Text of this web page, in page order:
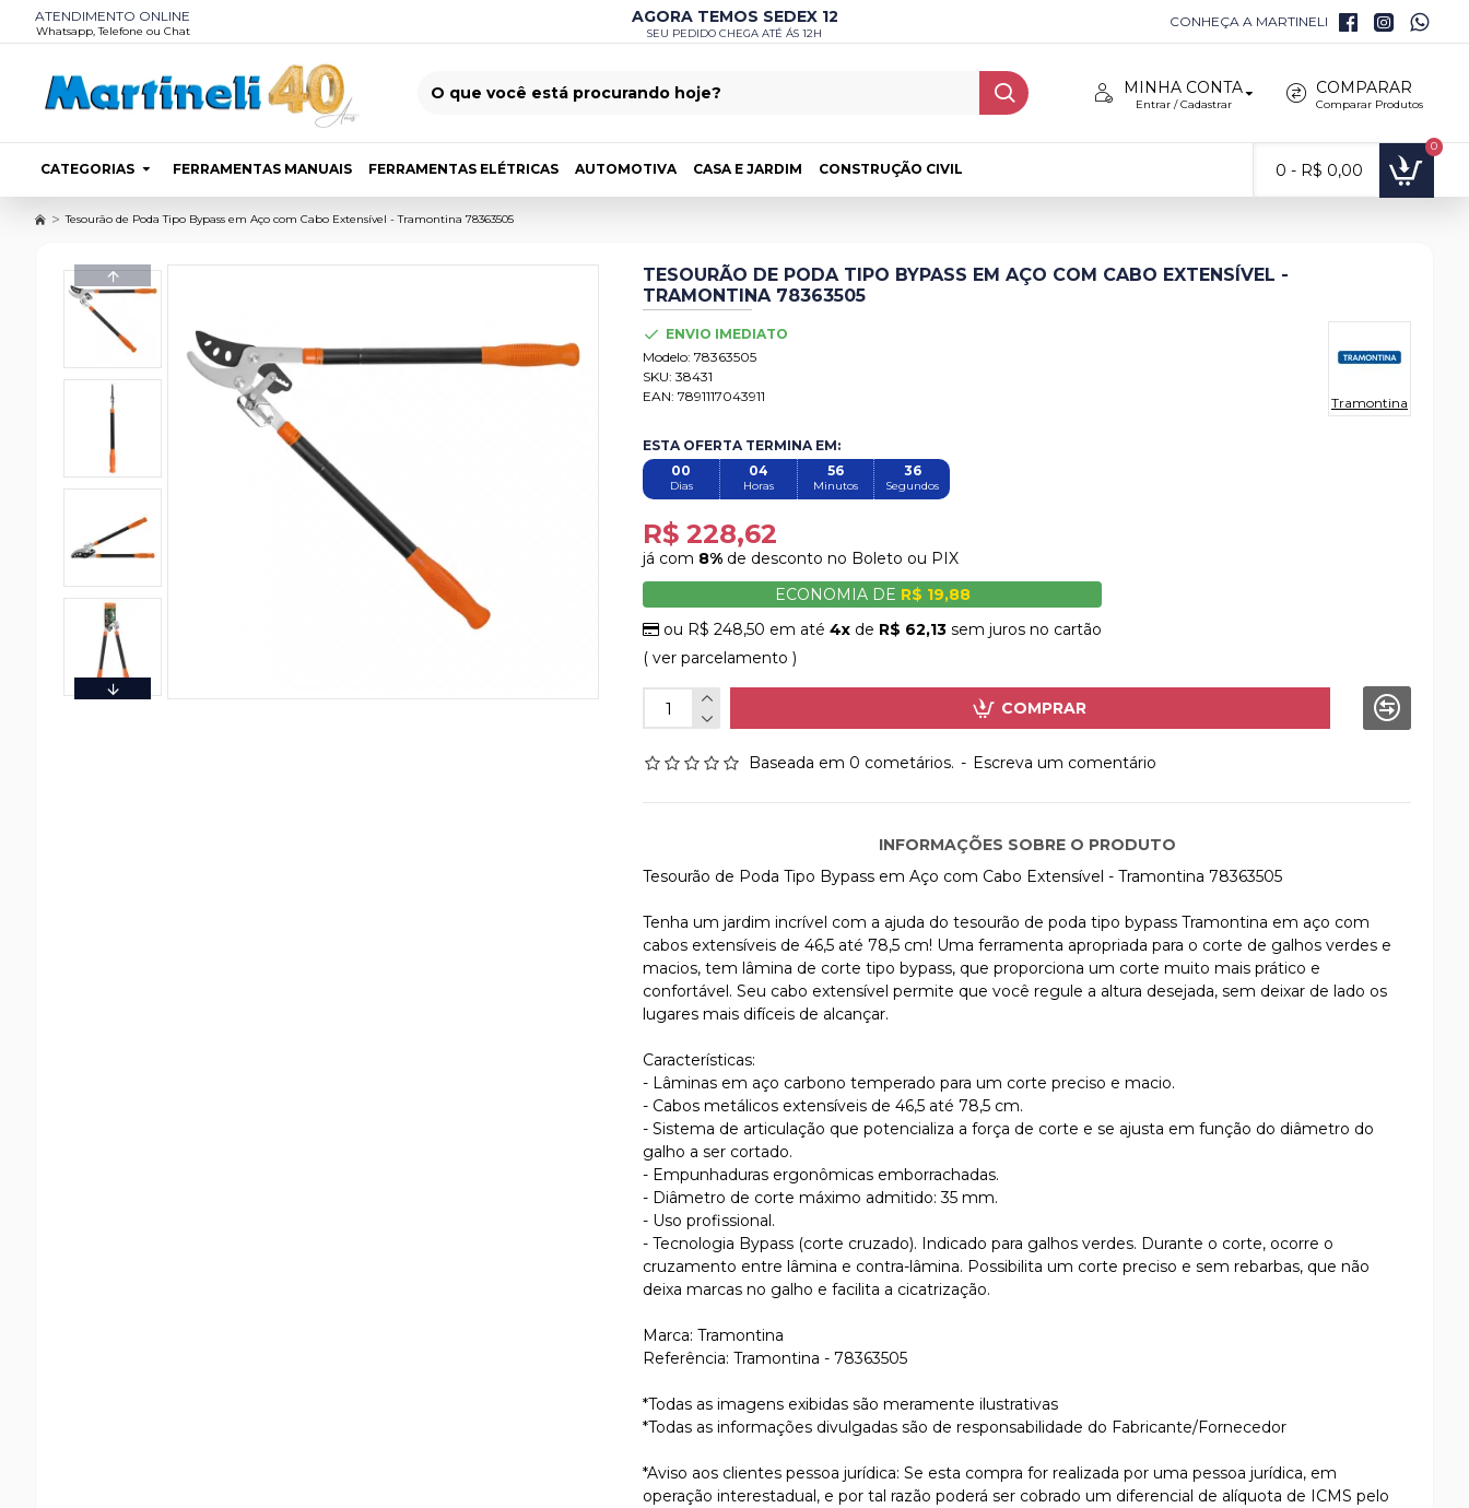
ATENDIMENTO ONLINE
Whatsapp, Telefone ou Chat
AGORA TEMOS SEDEX 12
SEU PEDIDO CHEGA ATÉ ÁS 12H
CONHEÇA A MARTINELI
MINHA CONTA
Entrar / Cadastrar
COMPARAR
Comparar Produtos
CATEGORIAS FERRAMENTAS MANUAIS FERRAMENTAS ELÉTRICAS AUTOMOTIVA CASA E JARDIM CONSTRUÇÃO CIVIL 0 - R$ 0,00
0
Tesourão de Poda Tipo Bypass em Aço com Cabo Extensível - Tramontina 78363505
TESOURÃO DE PODA TIPO BYPASS EM AÇO COM CABO EXTENSÍVEL -
TRAMONTINA 78363505
ENVIO IMEDIATO
Modelo: 78363505
SKU: 38431
EAN: 7891117043911 Tramontina
Baseada em 0 cometários. - Escreva um comentário
ESTA OFERTA TERMINA EM:
00
Dias
04
Horas
56
Minutos
35
Segundos
R$ 228,62
já com 8% de desconto no Boleto ou PIX
ECONOMIA DE R$ 19,88
ou R$ 248,50 em até4x de R$ 62,13 sem juros no cartão
( ver parcelamento )
COMPRAR
INFORMAÇÕES SOBRE O PRODUTO
Tesourão de Poda Tipo Bypass em Aço com Cabo Extensível - Tramontina 78363505
Tenha um jardim incrível com a ajuda do tesourão de poda tipo bypass Tramontina em aço com
cabos extensíveis de 46,5 até 78,5 cm! Uma ferramenta apropriada para o corte de galhos verdes e
macios, tem lâmina de corte tipo bypass, que proporciona um corte muito mais prático e
confortável. Seu cabo extensível permite que você regule a altura desejada, sem deixar de lado os
lugares mais difíceis de alcançar.
Características:
- Lâminas em aço carbono temperado para um corte preciso e macio.
- Cabos metálicos extensíveis de 46,5 até 78,5 cm.
- Sistema de articulação que potencializa a força de corte e se ajusta em função do diâmetro do
galho a ser cortado.
- Empunhaduras ergonômicas emborrachadas.
- Diâmetro de corte máximo admitido: 35 mm.
- Uso profissional.
- Tecnologia Bypass (corte cruzado). Indicado para galhos verdes. Durante o corte, ocorre o
cruzamento entre lâmina e contra-lâmina. Possibilita um corte preciso e sem rebarbas, que não
deixa marcas no galho e facilita a cicatrização.
Marca: Tramontina
Referência: Tramontina - 78363505
*Todas as imagens exibidas são meramente ilustrativas
*Todas as informações divulgadas são de responsabilidade do Fabricante/Fornecedor
*Aviso aos clientes pessoa jurídica: Se esta compra for realizada por uma pessoa jurídica, em
operação interestadual, e por tal razão poderá ser cobrado um diferencial de alíquota de ICMS pelo